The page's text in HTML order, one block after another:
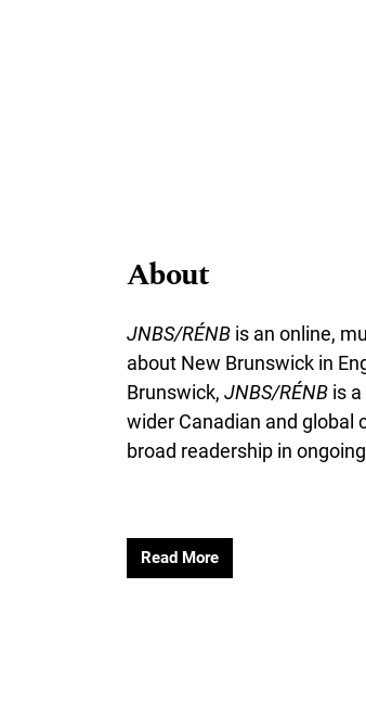
About
JNBS/RÉNB is an online,
about New Brunswick in
Brunswick, JNBS/RÉNB is
wider Canadian and global
broad readership in
Read More